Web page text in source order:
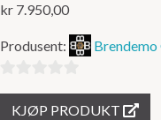
kr 7.950,00
Produsent: Brendemo
utKJØP PRODUKT